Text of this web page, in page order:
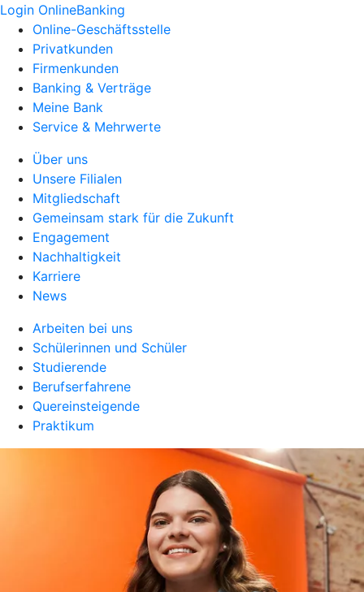
Login OnlineBanking
Online-Geschäftsstelle
Privatkunden
Firmenkunden
Banking & Verträge
Meine Bank
Service & Mehrwerte
Über uns
Unsere Filialen
Mitgliedschaft
Gemeinsam stark für die Zukunft
Engagement
Nachhaltigkeit
Karriere
News
Arbeiten bei uns
Schülerinnen und Schüler
Studierende
Berufserfahrene
Quereinsteigende
Praktikum